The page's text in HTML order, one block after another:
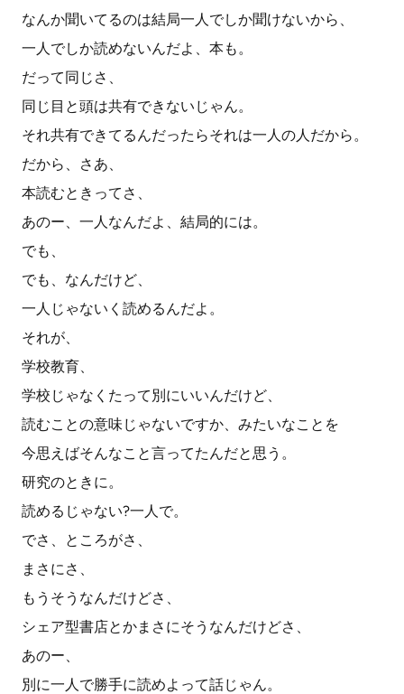
なんか聞いてるのは結局一人でしか聞けないから、
一人でしか読めないんだよ、本も。
だって同じさ、
同じ目と頭は共有できないじゃん。
それ共有できてるんだったらそれは一人の人だから。
だから、さあ、
本読むときってさ、
あのー、一人なんだよ、結局的には。
でも、
でも、なんだけど、
一人じゃないく読めるんだよ。
それが、
学校教育、
学校じゃなくたって別にいいんだけど、
読むことの意味じゃないですか、みたいなことを
今思えばそんなこと言ってたんだと思う。
研究のときに。
読めるじゃない?一人で。
でさ、ところがさ、
まさにさ、
もうそうなんだけどさ、
シェア型書店とかまさにそうなんだけどさ、
あのー、
別に一人で勝手に読めよって話じゃん。